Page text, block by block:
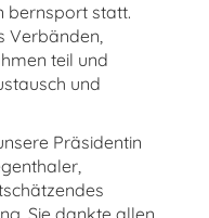
bernsport statt.
Verbänden,
teil und
und
Präsidentin
Sie dankte allen,